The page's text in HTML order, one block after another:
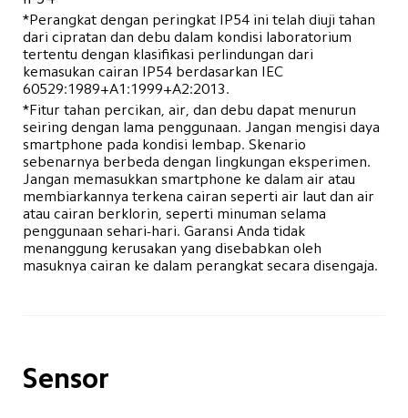
*Perangkat dengan peringkat IP54 ini telah diuji tahan
dari cipratan dan debu dalam kondisi laboratorium
tertentu dengan klasifikasi perlindungan dari
kemasukan cairan IP54 berdasarkan IEC
*Fitur tahan percikan, air, dan debu dapat menurun
seiring dengan lama penggunaan. Jangan mengisi daya
smartphone pada kondisi lembap. Skenario
sebenarnya berbeda dengan lingkungan eksperimen.
Jangan memasukkan smartphone ke dalam air atau
membiarkannya terkena cairan seperti air laut dan air
atau cairan berklorin, seperti minuman selama
penggunaan sehari-hari. Garansi Anda tidak
menanggung kerusakan yang disebabkan oleh
masuknya cairan ke dalam perangkat secara disengaja.
Sensor